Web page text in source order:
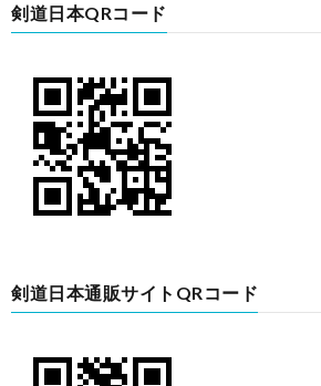
剣道日本QRコード
剣道日本通販サイトQRコード